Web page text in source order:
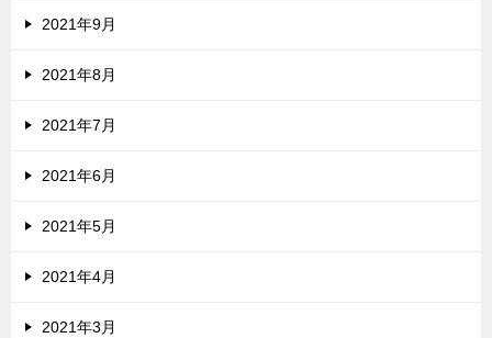
2021年9月
2021年8月
2021年7月
2021年6月
2021年5月
2021年4月
2021年3月